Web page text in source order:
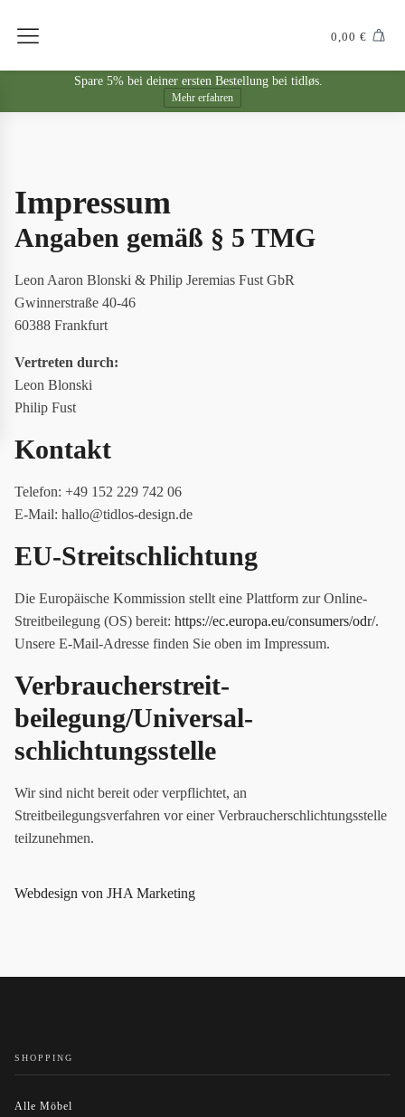
0,00 €
Spare 5% bei deiner ersten Bestellung bei tidløs.
Mehr erfahren
Impressum
Angaben gemäß § 5 TMG
Leon Aaron Blonski & Philip Jeremias Fust GbR
Gwinnerstraße 40-46
60388 Frankfurt
Vertreten durch:
Leon Blonski
Philip Fust
Kontakt
Telefon: +49 152 229 742 06
E-Mail: hallo@tidlos-design.de
EU-Streitschlichtung
Die Europäische Kommission stellt eine Plattform zur Online-
Streitbeilegung (OS) bereit: https://ec.europa.eu/consumers/odr/.
Unsere E-Mail-Adresse finden Sie oben im Impressum.
Verbraucher­streit­
beilegung/Universal­
schlichtungs­stelle
Wir sind nicht bereit oder verpflichtet, an
Streitbeilegungsverfahren vor einer Verbraucherschlichtungsstelle
teilzunehmen.
Webdesign von JHA Marketing
SHOPPING
Alle Möbel